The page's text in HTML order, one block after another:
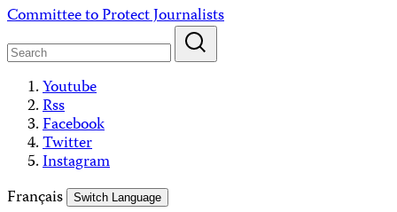
Skip
content
Committee to Protect Journalists
Youtube
Rss
Facebook
Twitter
Instagram
Français
Switch Language